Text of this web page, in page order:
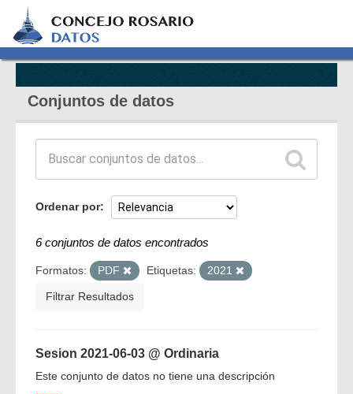
Conjuntos de datos
Ordenar por
6 conjuntos de datos encontrados
Formatos: PDF Etiquetas: 2021
Filtrar Resultados
Sesion 2021-06-03 @ Ordinaria
Este conjunto de datos no tiene una descripción